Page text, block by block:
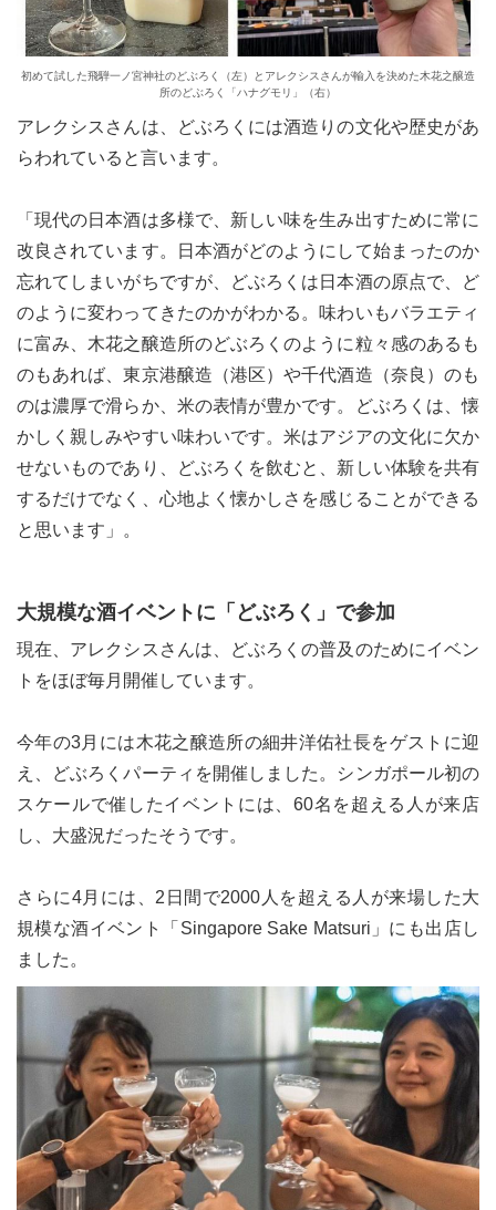
初めて試した飛騨一ノ宮神社のどぶろく（左）とアレクシスさんが輸入を決めた木花之醸造
所のどぶろく「ハナグモリ」（右）
アレクシスさんは、どぶろくには酒造りの文化や歴史があ
らわれていると言います。
「現代の日本酒は多様で、新しい味を生み出すために常に
改良されています。日本酒がどのようにして始まったのか
忘れてしまいがちですが、どぶろくは日本酒の原点で、ど
のように変わってきたのかがわかる。味わいもバラエティ
に富み、木花之醸造所のどぶろくのように粒々感のあるも
のもあれば、東京港醸造（港区）や千代酒造（奈良）のも
のは濃厚で滑らか、米の表情が豊かです。どぶろくは、懐
かしく親しみやすい味わいです。米はアジアの文化に欠か
せないものであり、どぶろくを飲むと、新しい体験を共有
するだけでなく、心地よく懐かしさを感じることができる
と思います」。
大規模な酒イベントに「どぶろく」で参加
現在、アレクシスさんは、どぶろくの普及のためにイベン
トをほぼ毎月開催しています。
今年の3月には木花之醸造所の細井洋佑社長をゲストに迎
え、どぶろくパーティを開催しました。シンガポール初の
スケールで催したイベントには、60名を超える人が来店
し、大盛況だったそうです。
さらに4月には、2日間で2000人を超える人が来場した大
規模な酒イベント「Singapore Sake Matsuri」にも出店し
ました。